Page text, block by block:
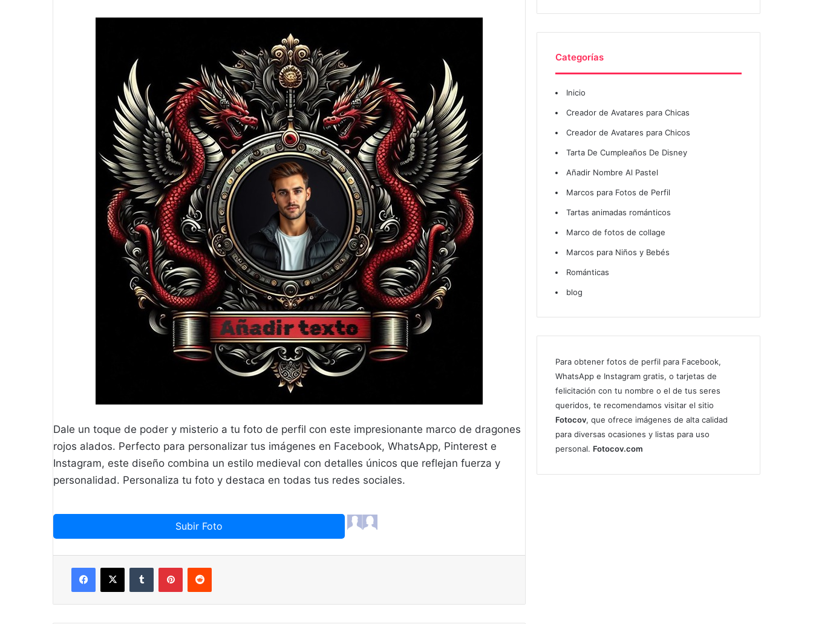
Dale un toque de poder y misterio a tu foto de perfil con este impresionante marco de dragones
rojos alados. Perfecto para personalizar tus imágenes en Facebook, WhatsApp, Pinterest e
Instagram, este diseño combina un estilo medieval con detalles únicos que reflejan fuerza y
personalidad. Personaliza tu foto y destaca en todas tus redes sociales.
Subir Foto
Facebook
X Tumblr PinterestReddit
Categorías
Inicio
Creador de Avatares para Chicas
Creador de Avatares para Chicos
Tarta De Cumpleaños De Disney
Añadir Nombre Al Pastel
Marcos para Fotos de Perfil
Tartas animadas románticos
Marco de fotos de collage
Marcos para Niños y Bebés
Románticas
blog
Para obtener fotos de perfil para Facebook,
WhatsApp e Instagram gratis, o tarjetas de
felicitación con tu nombre o el de tus seres
queridos, te recomendamos visitar el sitio
Fotocov, que ofrece imágenes de alta calidad
para diversas ocasiones y listas para uso
personal. Fotocov.com